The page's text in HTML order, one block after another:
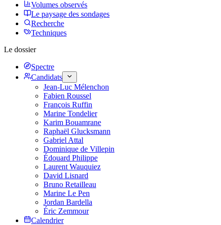
Volumes observés
Le paysage des sondages
Recherche
Techniques
Le dossier
Spectre
Candidats
Jean-Luc Mélenchon
Fabien Roussel
François Ruffin
Marine Tondelier
Karim Bouamrane
Raphaël Glucksmann
Gabriel Attal
Dominique de Villepin
Édouard Philippe
Laurent Wauquiez
David Lisnard
Bruno Retailleau
Marine Le Pen
Jordan Bardella
Éric Zemmour
Calendrier